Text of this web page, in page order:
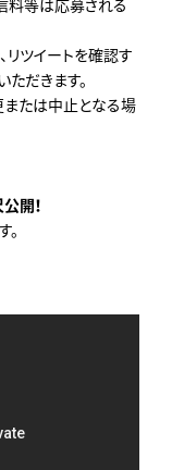
料等は応募される
リツイートを確認す
だきます。
または中止となる場
開！